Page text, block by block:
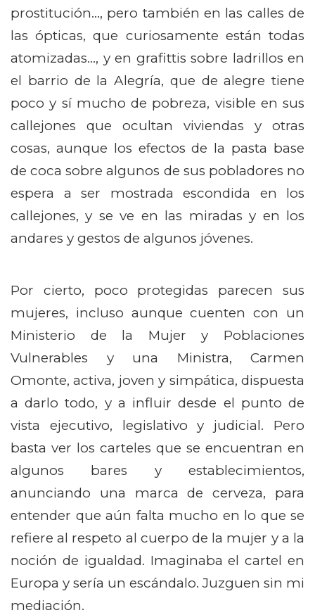
prostitución…, pero también en las calles de
las ópticas, que curiosamente están todas
atomizadas…, y en grafittis sobre ladrillos en
el barrio de la Alegría, que de alegre tiene
poco y sí mucho de pobreza, visible en sus
callejones que ocultan viviendas y otras
cosas, aunque los efectos de la pasta base
de coca sobre algunos de sus pobladores no
espera a ser mostrada escondida en los
callejones, y se ve en las miradas y en los
andares y gestos de algunos jóvenes.
Por cierto, poco protegidas parecen sus
mujeres, incluso aunque cuenten con un
Ministerio de la Mujer y Poblaciones
Vulnerables y una Ministra, Carmen
Omonte, activa, joven y simpática, dispuesta
a darlo todo, y a influir desde el punto de
vista ejecutivo, legislativo y judicial. Pero
basta ver los carteles que se encuentran en
algunos bares y establecimientos,
anunciando una marca de cerveza, para
entender que aún falta mucho en lo que se
refiere al respeto al cuerpo de la mujer y a la
noción de igualdad. Imaginaba el cartel en
Europa y sería un escándalo. Juzguen sin mi
mediación.